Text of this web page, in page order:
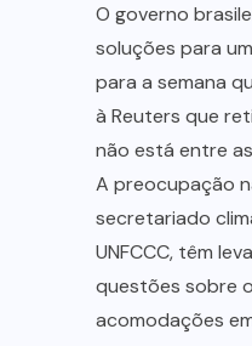
O governo
soluções para
para a semana
à Reuters que
não está entre
A preocupação
secretariado
UNFCCC, têm
questões sobre
acomodações